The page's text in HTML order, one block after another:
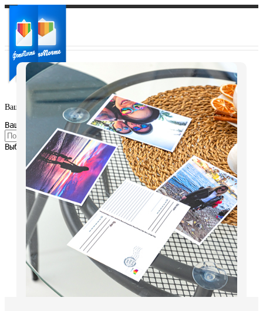
Ваш город:
Ваш регион доставки
Выберите из списка: